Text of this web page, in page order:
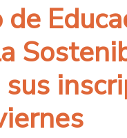
de
sus